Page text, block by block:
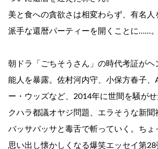
美と食への貪欲さは相変わらず、有名人
派手な還暦パーティーを開くことに……。
朝ドラ「ごちそうさん」の時代考証がヘ
能人を暴露。佐村河内守、小保方春子、
ー・ウッズなど、2014年に世間を騒が
クハラ都議オヤジ問題、エラそうな新聞
バッサバッサと毒舌で斬っていく。ちょ
思い出し懐かしくなる爆笑エッセイ第28